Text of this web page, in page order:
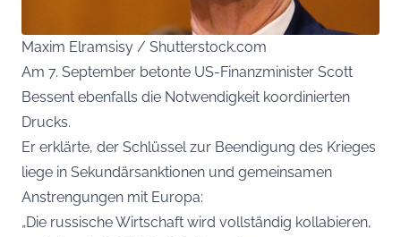
Maxim Elramsisy / Shutterstock.com
Am 7. September betonte US-Finanzminister Scott
Bessent ebenfalls die Notwendigkeit koordinierten
Drucks.
Er erklärte, der Schlüssel zur Beendigung des Krieges
liege in Sekundärsanktionen und gemeinsamen
Anstrengungen mit Europa:
„Die russische Wirtschaft wird vollständig kollabieren,